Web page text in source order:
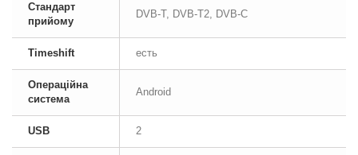
Стандарт
прийому
DVB-T, DVB-T2, DVB-C
Timeshift есть
Операційна
система
Android
USB 2